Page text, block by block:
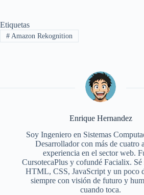
Etiquetas
#Amazon Rekognition
Enrique Hernandez
Soy Ingeniero en Sistemas
Desarrollador con más de cuatro
experiencia en el sector web.
CursotecaPlus y cofundé Facialix. Sé
HTML, CSS, JavaScript y un poco
siempre con visión de futuro y
cuando toca.